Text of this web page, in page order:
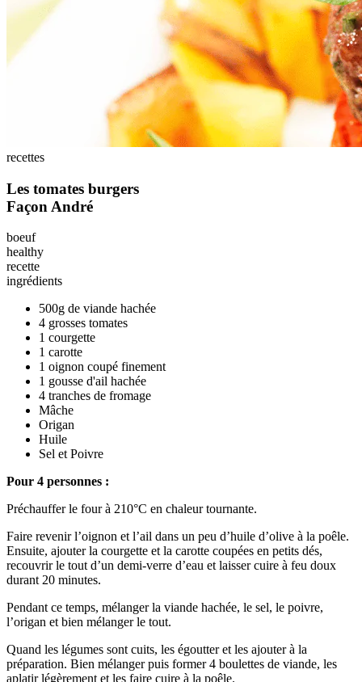
recettes
Les tomates burgers
Façon André
boeuf
healthy
recette
ingrédients
500g de viande hachée
4 grosses tomates
1 courgette
1 carotte
1 oignon coupé finement
1 gousse d'ail hachée
4 tranches de fromage
Mâche
Origan
Huile
Sel et Poivre
Pour 4 personnes :
Préchauffer le four à 210°C en chaleur tournante.
Faire revenir l’oignon et l’ail dans un peu d’huile d’olive à la poêle.
Ensuite, ajouter la courgette et la carotte coupées en petits dés,
recouvrir le tout d’un demi-verre d’eau et laisser cuire à feu doux
durant 20 minutes.
Pendant ce temps, mélanger la viande hachée, le sel, le poivre,
l’origan et bien mélanger le tout.
Quand les légumes sont cuits, les égoutter et les ajouter à la
préparation. Bien mélanger puis former 4 boulettes de viande, les
aplatir légèrement et les faire cuire à la poêle.